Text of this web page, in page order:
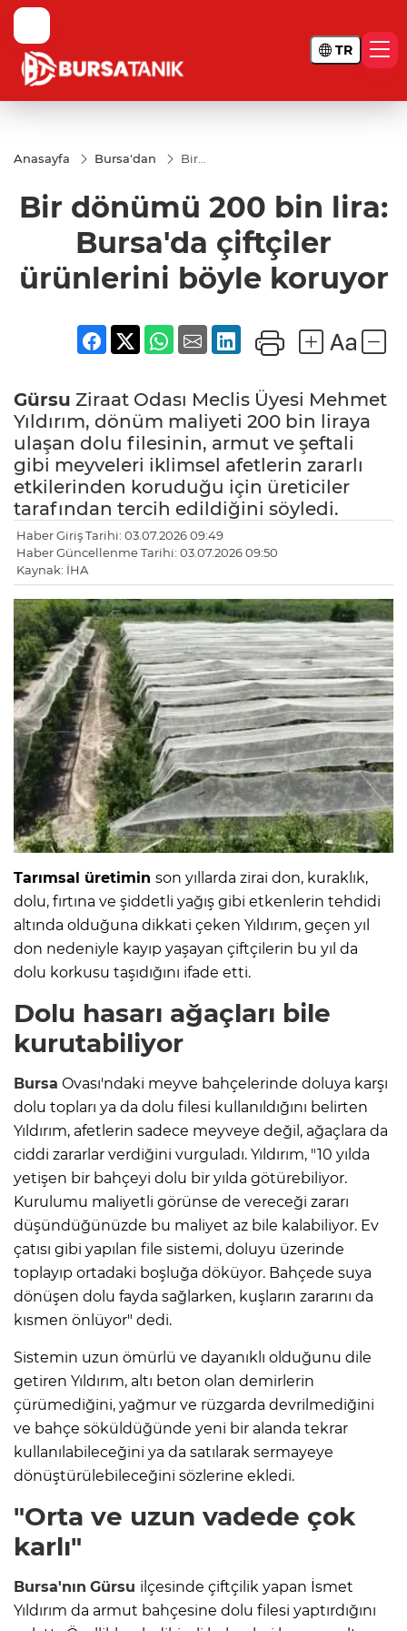
TR
Anasayfa Bursa'dan
Bir
lira:
Bursa'da
çiftçiler
ürünlerini
koruyor
Bir dönümü 200 bin lira:
Bursa'da çiftçiler
ürünlerini böyle koruyor
Gürsu Ziraat Odası Meclis Üyesi Mehmet
Yıldırım, dönüm maliyeti 200 bin liraya
ulaşan dolu filesinin, armut ve şeftali
gibi meyveleri iklimsel afetlerin zararlı
etkilerinden koruduğu için üreticiler
tarafından tercih edildiğini söyledi.
Haber Giriş Tarihi: 03.07.2026 09:49
Haber Güncellenme Tarihi: 03.07.2026 09:50
Kaynak: İHA
Tarımsal üretimin son yıllarda zirai don, kuraklık,
dolu, fırtına ve şiddetli yağış gibi etkenlerin tehdidi
altında olduğuna dikkati çeken Yıldırım, geçen yıl
don nedeniyle kayıp yaşayan çiftçilerin bu yıl da
dolu korkusu taşıdığını ifade etti.
Dolu hasarı ağaçları bile
kurutabiliyor
Bursa Ovası'ndaki meyve bahçelerinde doluya karşı
dolu topları ya da dolu filesi kullanıldığını belirten
Yıldırım, afetlerin sadece meyveye değil, ağaçlara da
ciddi zararlar verdiğini vurguladı. Yıldırım, "10 yılda
yetişen bir bahçeyi dolu bir yılda götürebiliyor.
Kurulumu maliyetli görünse de vereceği zararı
düşündüğünüzde bu maliyet az bile kalabiliyor. Ev
çatısı gibi yapılan file sistemi, doluyu üzerinde
toplayıp ortadaki boşluğa döküyor. Bahçede suya
dönüşen dolu fayda sağlarken, kuşların zararını da
kısmen önlüyor" dedi.
Sistemin uzun ömürlü ve dayanıklı olduğunu dile
getiren Yıldırım, altı beton olan demirlerin
çürümediğini, yağmur ve rüzgarda devrilmediğini
ve bahçe söküldüğünde yeni bir alanda tekrar
kullanılabileceğini ya da satılarak sermayeye
dönüştürülebileceğini sözlerine ekledi.
"Orta ve uzun vadede çok
karlı"
Bursa'nın Gürsu ilçesinde çiftçilik yapan İsmet
Yıldırım da armut bahçesine dolu filesi yaptırdığını